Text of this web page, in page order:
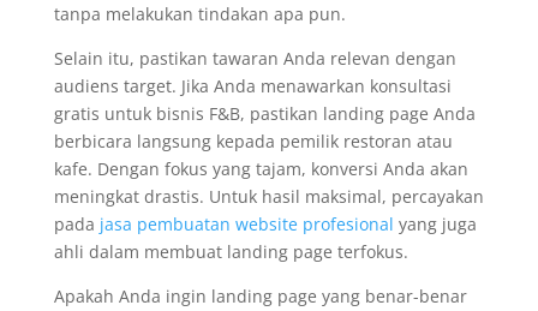
tanpa melakukan tindakan apa pun.
Selain itu, pastikan tawaran Anda relevan dengan
audiens target. Jika Anda menawarkan konsultasi
gratis untuk bisnis F&B, pastikan landing page Anda
berbicara langsung kepada pemilik restoran atau
kafe. Dengan fokus yang tajam, konversi Anda akan
meningkat drastis. Untuk hasil maksimal, percayakan
pada jasa pembuatan website profesional yang juga
ahli dalam membuat landing page terfokus.
Apakah Anda ingin landing page yang benar-benar